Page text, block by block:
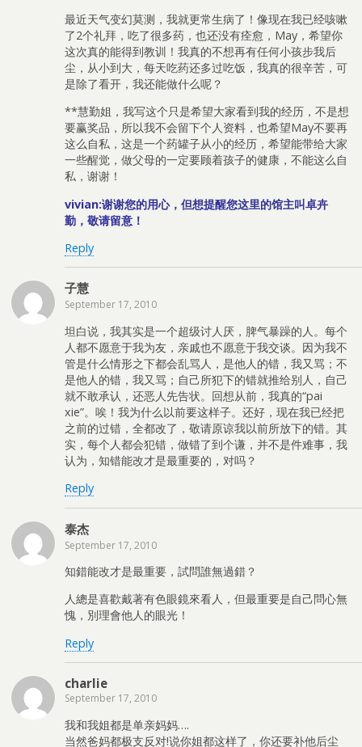
最近天气变幻莫测，我就更常生病了！像现在我已经咳嗽
了2个礼拜，吃了很多药，也还没有痊愈，May，希望你
这次真的能得到教训！我真的不想再有任何小孩步我后
尘，从小到大，每天吃药还多过吃饭，我真的很辛苦，可
是除了看开，我还能做什么呢？
**慧勤姐，我写这个只是希望大家看到我的经历，不是想
要赢奖品，所以我不会留下个人资料，也希望May不要再
这么自私，这是一个药罐子从小的经历，希望能带给大家
一些醒觉，做父母的一定要顾着孩子的健康，不能这么自
私，谢谢！
vivian:谢谢您的用心，但想提醒您这里的馆主叫卓卉
勤，敬请留意！
Reply
子慧
September 17, 2010
坦白说，我其实是一个超级讨人厌，脾气暴躁的人。每个
人都不愿意于我为友，亲戚也不愿意于我交谈。因为我不
管是什么情形之下都会乱骂人，是他人的错，我又骂；不
是他人的错，我又骂；自己所犯下的错就推给别人，自己
就不敢承认，还恶人先告状。回想从前，我真的“pai
xie”。唉！我为什么以前要这样子。还好，现在我已经把
之前的过错，全都改了，敬请原谅我以前所放下的错。其
实，每个人都会犯错，做错了到个谦，并不是件难事，我
认为，知错能改才是最重要的，对吗？
Reply
泰杰
September 17, 2010
知錯能改才是最重要，試問誰無過錯？
人總是喜歡戴著有色眼鏡來看人，但最重要是自己問心無
愧，別理會他人的眼光！
Reply
charlie
September 17, 2010
我和我姐都是单亲妈妈….
当然爸妈都极支反对!说你姐都这样了，你还要补他后尘